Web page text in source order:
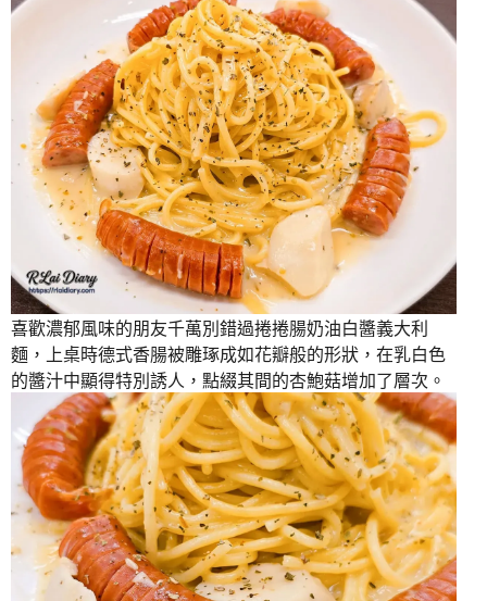
喜歡濃郁風味的朋友千萬別錯過捲捲腸奶油白醬義大利
麵，上桌時德式香腸被雕琢成如花瓣般的形狀，在乳白色
的醬汁中顯得特別誘人，點綴其間的杏鮑菇增加了層次。